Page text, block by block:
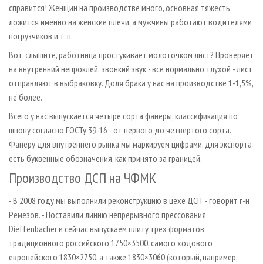
справится! Женщин на производстве много, основная тяжесть
ложится именно на женские плечи, а мужчины работают водителями
погрузчиков и т. п.
Вот, слышите, работница простукивает молоточком лист? Проверяет
на внутренний непроклей: звонкий звук - все нормально, глухой - лист
отправляют в выбраковку. Доля брака у нас на производстве 1-1,5%,
не более.
Всего у нас выпускается четыре сорта фанеры, классификация по
шпону согласно ГОСТу 39-16 - от первого до четвертого сорта.
Фанеру для внутреннего рынка мы маркируем цифрами, для экспорта
есть буквенные обозначения, как принято за границей.
Производство ДСП на ЧФМК
- В 2008 году мы выполнили реконструкцию в цехе ДСП, - говорит г-н
Ремезов. - Поставили линию непрерывного прессования
Dieffenbacher и сейчас выпускаем плиту трех форматов:
традиционного российского 1750×3500, самого ходового
европейского 1830×2750, а также 1830×3060 (который, например,